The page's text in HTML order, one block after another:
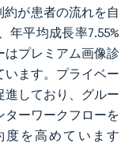
約が患者の流れを自
年平均成長率7.55%
はプレミアム画像診
ます。プライベー
進しており、グルー
ターワークフローを
を高めています